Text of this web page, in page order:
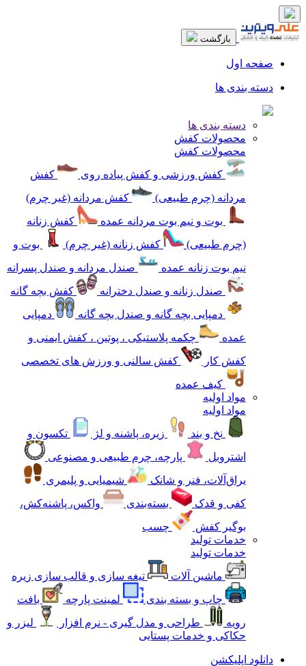
بازگشت
صفحه اول
دسته بندی ها
دسته بندی ها
محصولات کفش
محصولات کفش
کفش ورزشی و کفش پیاده روی
کفش
مردانه (چرم طبیعی)
کفش مردانه (غیر چرم)
بوت و نیم بوت مردانه عمده
کفش زنانه
(چرم طبیعی)
کفش زنانه (غیر چرم)
بوت و
نیم بوت زنانه عمده
صندل مردانه و صندل پسرانه
صندل زنانه و صندل دخترانه
کفش بچه گانه
دمپایی بچه گانه و صندل بچه گانه
دمپایی
عمده
چکمه پلاستیکی ، پوتین ، کفش ایمنی و
کفش کار
کفش سالنی و ورزش های تخصصی
کیف عمده
مواد اولیه
مواد اولیه
نخ و بند
زیره، پاشنه و لژ
تکسون و
اشتروبل
پارچه، چرم طبیعی و مصنوعی
یراق‌آلات، فنر و شانک
شیمیایی و پلیمری
کفی و قدک
بسته‌بندی
واکس، پاشنه‌کش،
بوگیر کفش
چسب
خدمات تولید
خدمات تولید
ماشین آلات
تیغه سازی و قالب سازی زیره
چاپ و بسته بندی
لمینت پارچه
بافت
رویه
طراحی و مدل گیری - نرم افزار
لیزر و
حکاکی و خدمات پستایی
دانلود اپلیکشن